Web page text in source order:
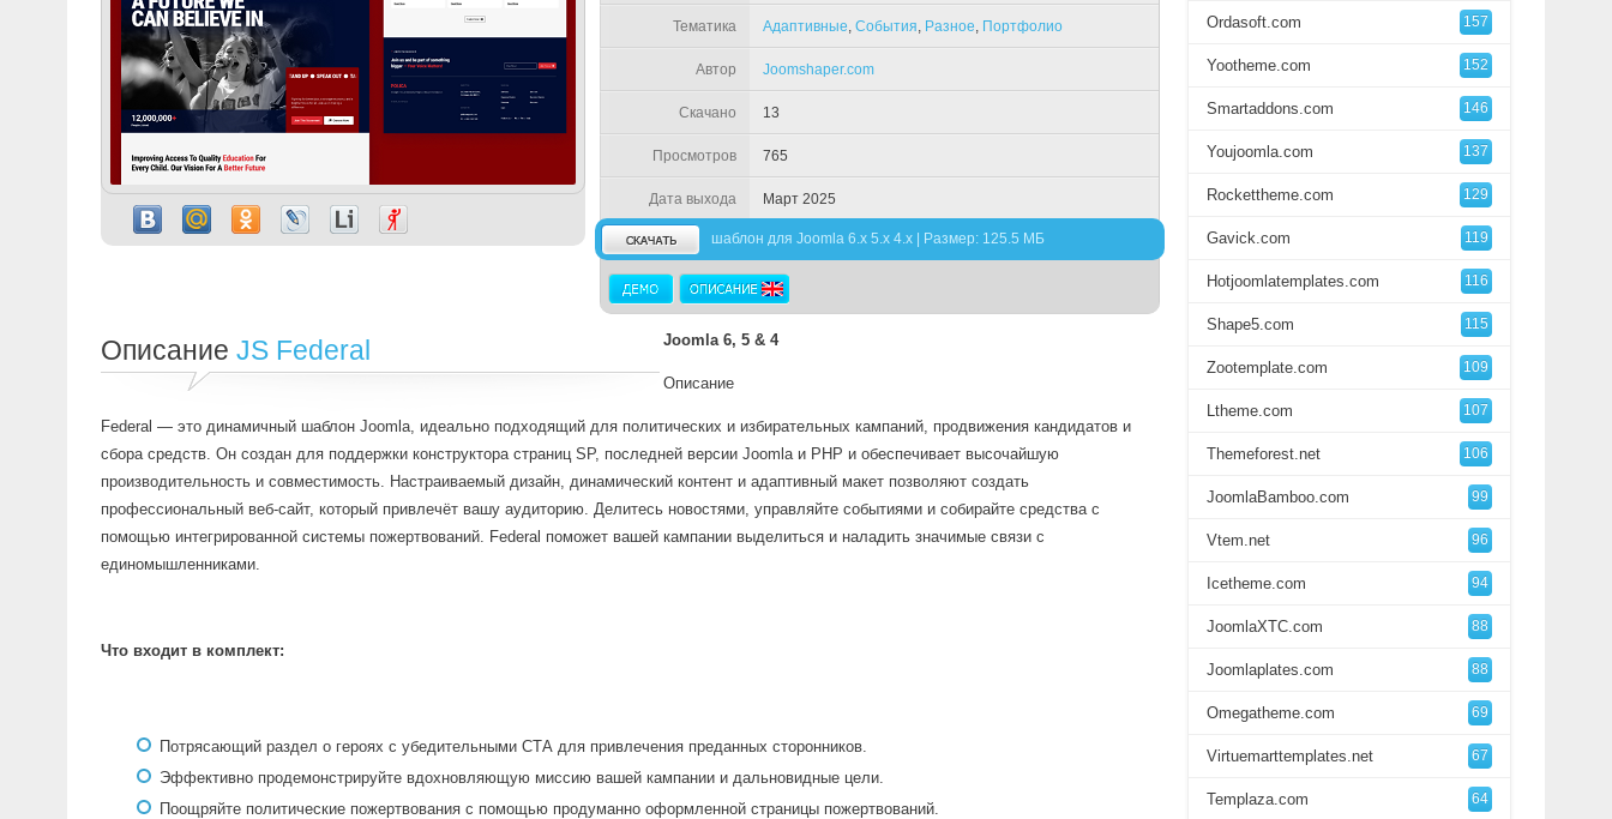
Тематика Адаптивные, События, Разное, Портфолио
Автор Joomshaper.com
Скачано 13
Просмотров 765
Дата выхода Март 2025
шаблон для Joomla 6.x 5.x 4.x | Размер: 125.5 МБ
Описание JS Federal Joomla 6, 5 & 4
Описание
Federal — это динамичный шаблон Joomla, идеально подходящий для политических и избирательных кампаний, продвижения кандидатов и
сбора средств. Он создан для поддержки конструктора страниц SP, последней версии Joomla и PHP и обеспечивает высочайшую
производительность и совместимость. Настраиваемый дизайн, динамический контент и адаптивный макет позволяют создать
профессиональный веб-сайт, который привлечёт вашу аудиторию. Делитесь новостями, управляйте событиями и собирайте средства с
помощью интегрированной системы пожертвований. Federal поможет вашей кампании выделиться и наладить значимые связи с
единомышленниками.
Что входит в комплект:
Потрясающий раздел о героях с убедительными СТА для привлечения преданных сторонников.
Эффективно продемонстрируйте вдохновляющую миссию вашей кампании и дальновидные цели.
Поощряйте политические пожертвования с помощью продуманно оформленной страницы пожертвований.
Ordasoft.com 157
Yootheme.com 152
Smartaddons.com 146
Youjoomla.com 137
Rockettheme.com 129
Gavick.com 119
Hotjoomlatemplates.com 116
Shape5.com 115
Zootemplate.com 109
Ltheme.com 107
Themeforest.net 106
JoomlaBamboo.com 99
Vtem.net 96
Icetheme.com 94
JoomlaXTC.com 88
Joomlaplates.com 88
Omegatheme.com 69
Virtuemarttemplates.net 67
Templaza.com 64